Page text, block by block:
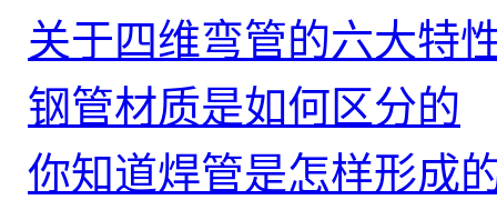
关于四维弯管的六大特
钢管材质是如何区分的
你知道焊管是怎样形成